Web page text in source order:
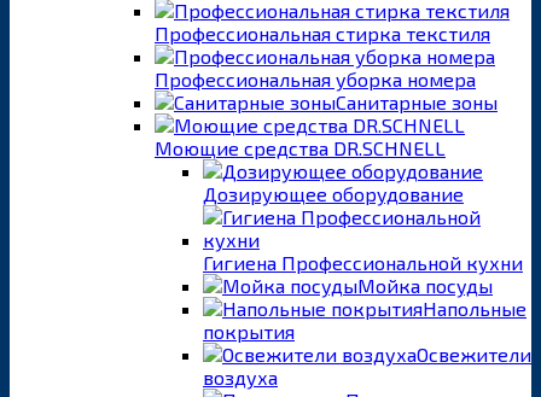
Профессиональная стирка текстиля
Профессиональная уборка номера
Санитарные зоны
Моющие средства DR.SCHNELL
Дозирующее оборудование
Гигиена Профессиональной кухни
Мойка посуды
Напольные
покрытия
Освежители
воздуха